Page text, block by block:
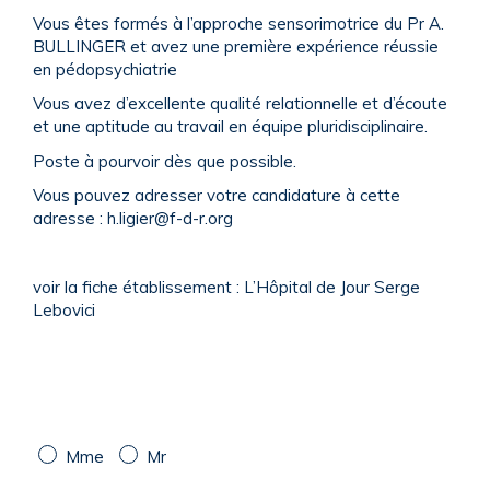
Vous êtes formés à l’approche sensorimotrice du Pr A.
BULLINGER et avez une première expérience réussie
en pédopsychiatrie
Vous avez d’excellente qualité relationnelle et d’écoute
et une aptitude au travail en équipe pluridisciplinaire.
Poste à pourvoir dès que possible.
Vous pouvez adresser votre candidature à cette
adresse : h.ligier@f-d-r.org
voir la fiche établissement : L’Hôpital de Jour Serge
Lebovici
Mme Mr